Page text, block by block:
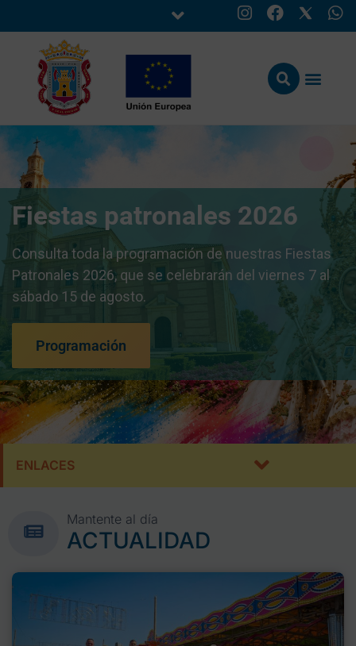
Fiestas patronales 2026
Consulta toda la programación de nuestras Fiestas
Patronales 2026, que se celebrarán del viernes 7 al
sábado 15 de agosto.
Programación
ENLACES
Mantente al día
ACTUALIDAD